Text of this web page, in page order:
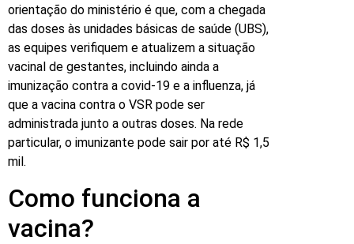
orientação do ministério é que, com a chegada
das doses às unidades básicas de saúde (UBS),
as equipes verifiquem e atualizem a situação
vacinal de gestantes, incluindo ainda a
imunização contra a covid-19 e a influenza, já
que a vacina contra o VSR pode ser
administrada junto a outras doses. Na rede
particular, o imunizante pode sair por até R$ 1,5
mil.
Como funciona a
vacina?